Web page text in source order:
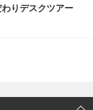
りデスクツアー